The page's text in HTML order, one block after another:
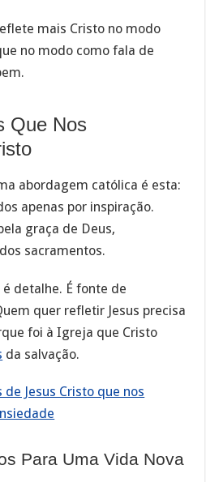
mais Cristo no modo
no modo como fala de
Que Nos
abordagem católica é esta:
apenas por inspiração.
graça de Deus,
sacramentos.
é detalhe. É fonte de
quer refletir Jesus precisa
foi à Igreja que Cristo
da salvação.
de Jesus Cristo que nos
Para Uma Vida Nova